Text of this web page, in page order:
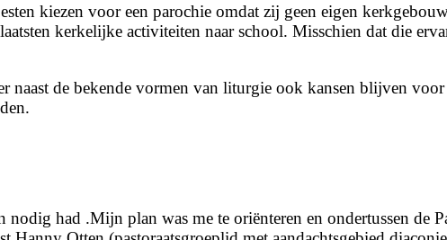
kiezen voor een parochie omdat zij geen eigen
kerkelijke activiteiten naar school. Misschien dat die
naast de bekende vormen van liturgie ook kansen blijven
had .Mijn plan was me te oriënteren en ondertussen de